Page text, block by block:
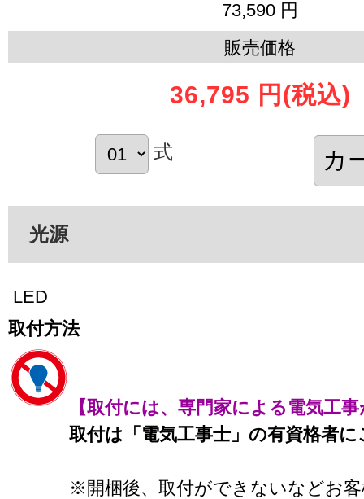
73,590 円
販売価格
36,795 円 (税込)
式
光源
LED
取付方法
【取付には、専門家による電気工
取付は「電気工事士」の有資格者
※開梱後、取付ができないなどお